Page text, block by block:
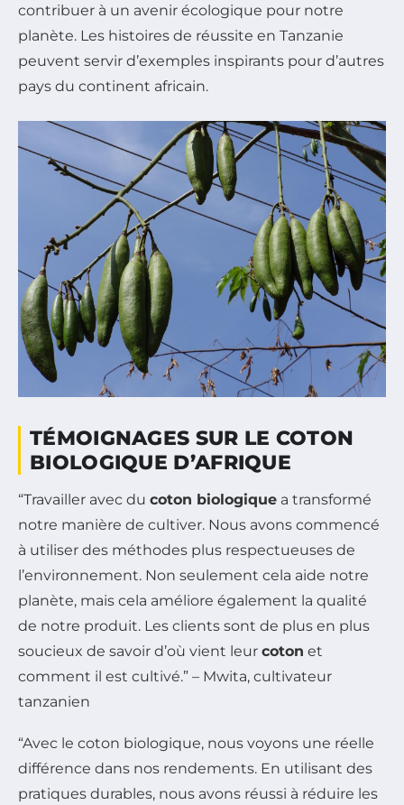
contribuer à un avenir écologique pour notre
planète. Les histoires de réussite en Tanzanie
peuvent servir d’exemples inspirants pour d’autres
pays du continent africain.
TÉMOIGNAGES SUR LE COTON
BIOLOGIQUE D’AFRIQUE
“Travailler avec du coton biologique a transformé
notre manière de cultiver. Nous avons commencé
à utiliser des méthodes plus respectueuses de
l’environnement. Non seulement cela aide notre
planète, mais cela améliore également la qualité
de notre produit. Les clients sont de plus en plus
soucieux de savoir d’où vient leur coton et
comment il est cultivé.” – Mwita, cultivateur
tanzanien
“Avec le coton biologique, nous voyons une réelle
différence dans nos rendements. En utilisant des
pratiques durables, nous avons réussi à réduire les